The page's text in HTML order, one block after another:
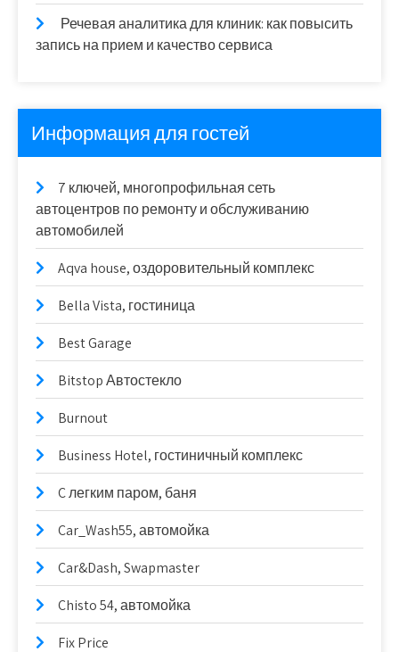
Речевая аналитика для клиник: как повысить
запись на прием и качество сервиса
Информация для гостей
7 ключей, многопрофильная сеть
автоцентров по ремонту и обслуживанию
автомобилей
Aqva house, оздоровительный комплекс
Bella Vista, гостиница
Best Garage
Bitstop Автостекло
Burnout
Business Hotel, гостиничный комплекс
C легким паром, баня
Car_Wash55, автомойка
Car&Dash, Swapmaster
Chisto 54, автомойка
Fix Price